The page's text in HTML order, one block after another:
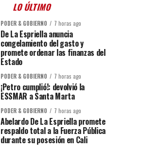
LO ÚLTIMO
PODER & GOBIERNO 7 horas ago
De La Espriella anuncia
congelamiento del gasto y
promete ordenar las finanzas del
Estado
PODER & GOBIERNO 7 horas ago
¡Petro cumplió!: devolvió la
ESSMAR a Santa Marta
PODER & GOBIERNO 7 horas ago
Abelardo De La Espriella promete
respaldo total a la Fuerza Pública
durante su posesión en Cali